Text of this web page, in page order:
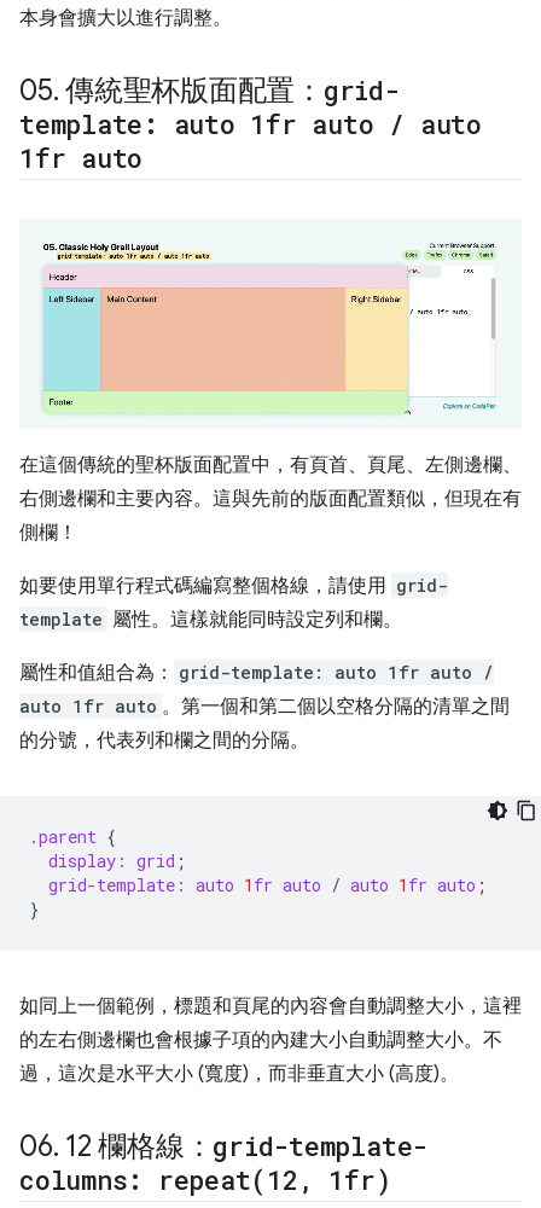
本身會擴大以進行調整。
05. 傳統聖杯版面配置： grid-
template: auto 1fr auto / auto
1fr auto
在這個傳統的聖杯版面配置中，有頁首、頁尾、左側邊欄、
右側邊欄和主要內容。這與先前的版面配置類似，但現在有
側欄！
如要使用單行程式碼編寫整個格線，請使用 grid-
template 屬性。這樣就能同時設定列和欄。
屬性和值組合為：
grid-template: auto 1fr auto /
auto 1fr auto 。第一個和第二個以空格分隔的清單之間
的分號，代表列和欄之間的分隔。
.parent {
display: grid ;
grid-template: auto 1 fr auto / auto 1 fr auto ;
}
如同上一個範例，標題和頁尾的內容會自動調整大小，這裡
的左右側邊欄也會根據子項的內建大小自動調整大小。不
過，這次是水平大小 (寬度)，而非垂直大小 (高度)。
06. 12 欄格線： grid-template-
columns:
repeat( 12 , 1fr)